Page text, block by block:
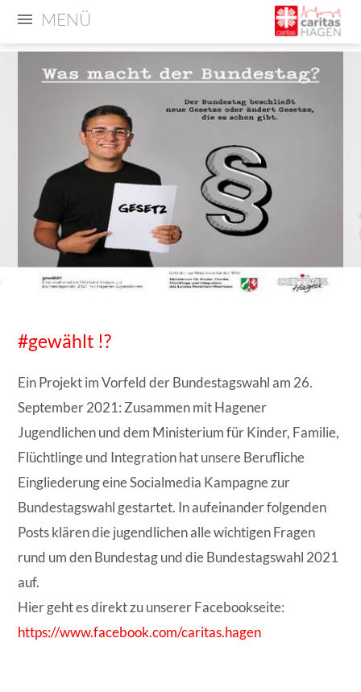
MENÜ
#gewählt !?
Ein Projekt im Vorfeld der Bundestagswahl am 26.
September 2021: Zusammen mit Hagener
Jugendlichen und dem Ministerium für Kinder, Familie,
Flüchtlinge und Integration hat unsere Berufliche
Eingliederung eine Socialmedia Kampagne zur
Bundestagswahl gestartet. In aufeinander folgenden
Posts klären die jugendlichen alle wichtigen Fragen
rund um den Bundestag und die Bundestagswahl 2021
auf.
Hier geht es direkt zu unserer Facebookseite:
https://www.facebook.com/caritas.hagen